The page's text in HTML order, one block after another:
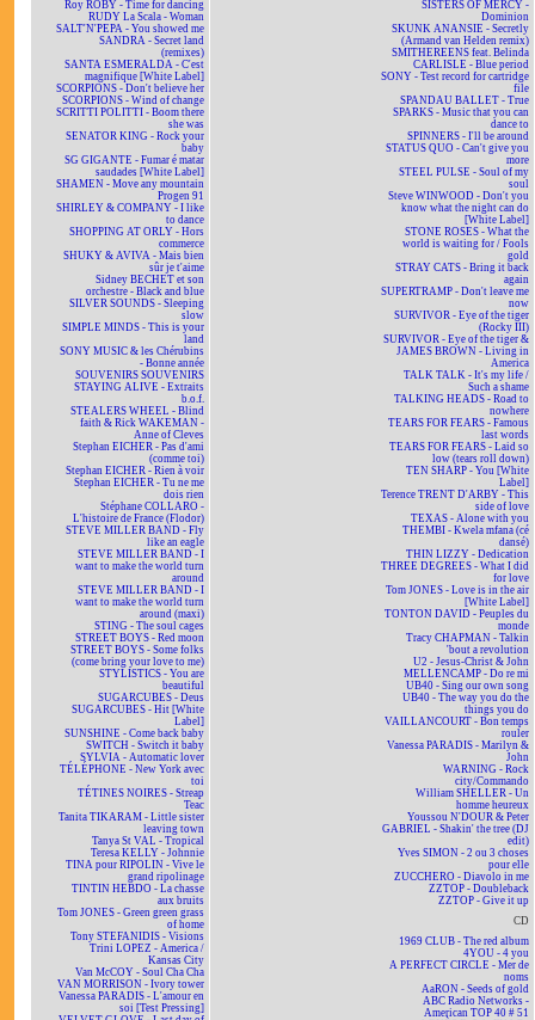
Roy ROBY - Time for dancing
RUDY La Scala - Woman
SALT'N'PEPA - You showed me
SANDRA - Secret land
(remixes)
SANTA ESMERALDA - C'est
magnifique [White Label]
SCORPIONS - Don't believe her
SCORPIONS - Wind of change
SCRITTI POLITTI - Boom there
she was
SENATOR KING - Rock your
baby
SG GIGANTE - Fumar é matar
saudades [White Label]
SHAMEN - Move any mountain
Progen 91
SHIRLEY & COMPANY - I like
to dance
SHOPPING AT ORLY - Hors
commerce
SHUKY & AVIVA - Mais bien
sûr je t'aime
Sidney BECHET et son
orchestre - Black and blue
SILVER SOUNDS - Sleeping
slow
SIMPLE MINDS - This is your
land
SONY MUSIC & les Chérubins
- Bonne année
SOUVENIRS SOUVENIRS
STAYING ALIVE - Extraits
b.o.f.
STEALERS WHEEL - Blind
faith & Rick WAKEMAN -
Anne of Cleves
Stephan EICHER - Pas d'ami
(comme toi)
Stephan EICHER - Rien à voir
Stephan EICHER - Tu ne me
dois rien
Stéphane COLLARO -
L'histoire de France (Flodor)
STEVE MILLER BAND - Fly
like an eagle
STEVE MILLER BAND - I
want to make the world turn
around
STEVE MILLER BAND - I
want to make the world turn
around (maxi)
STING - The soul cages
STREET BOYS - Red moon
STREET BOYS - Some folks
(come bring your love to me)
STYLISTICS - You are
beautiful
SUGARCUBES - Deus
SUGARCUBES - Hit [White
Label]
SUNSHINE - Come back baby
SWITCH - Switch it baby
SYLVIA - Automatic lover
TÉLÉPHONE - New York avec
toi
TÉTINES NOIRES - Streap
Teac
Tanita TIKARAM - Little sister
leaving town
Tanya St VAL - Tropical
Teresa KELLY - Johnnie
TINA pour RIPOLIN - Vive le
grand ripolinage
TINTIN HEBDO - La chasse
aux bruits
Tom JONES - Green green grass
of home
Tony STEFANIDIS - Visions
Trini LOPEZ - America /
Kansas City
Van McCOY - Soul Cha Cha
VAN MORRISON - Ivory tower
Vanessa PARADIS - L'amour en
soi [Test Pressing]
SISTERS OF MERCY -
Dominion
SKUNK ANANSIE - Secretly
(Armand van Helden remix)
SMITHEREENS feat. Belinda
CARLISLE - Blue period
SONY - Test record for cartridge
file
SPANDAU BALLET - True
SPARKS - Music that you can
dance to
SPINNERS - I'll be around
STATUS QUO - Can't give you
more
STEEL PULSE - Soul of my
soul
Steve WINWOOD - Don't you
know what the night can do
[White Label]
STONE ROSES - What the
world is waiting for / Fools
gold
STRAY CATS - Bring it back
again
SUPERTRAMP - Don't leave me
now
SURVIVOR - Eye of the tiger
(Rocky III)
SURVIVOR - Eye of the tiger &
JAMES BROWN - Living in
America
TALK TALK - It's my life /
Such a shame
TALKING HEADS - Road to
nowhere
TEARS FOR FEARS - Famous
last words
TEARS FOR FEARS - Laid so
low (tears roll down)
TEN SHARP - You [White
Label]
Terence TRENT D'ARBY - This
side of love
TEXAS - Alone with you
THEMBI - Kwela mfana (cé
dansé)
THIN LIZZY - Dedication
THREE DEGREES - What I did
for love
Tom JONES - Love is in the air
[White Label]
TONTON DAVID - Peuples du
monde
Tracy CHAPMAN - Talkin
'bout a revolution
U2 - Jesus-Christ & John
MELLENCAMP - Do re mi
UB40 - Sing our own song
UB40 - The way you do the
things you do
VAILLANCOURT - Bon temps
rouler
Vanessa PARADIS - Marilyn &
John
WARNING - Rock
city/Commando
William SHELLER - Un
homme heureux
Youssou N'DOUR & Peter
GABRIEL - Shakin' the tree (DJ
edit)
Yves SIMON - 2 ou 3 choses
pour elle
ZUCCHERO - Diavolo in me
ZZTOP - Doubleback
ZZTOP - Give it up
CD
1969 CLUB - The red album
4YOU - 4 you
A PERFECT CIRCLE - Mer de
noms
AaRON - Seeds of gold
ABC Radio Networks -
American TOP 40 # 51